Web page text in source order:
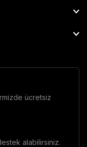
ücretsiz
alabilirsiniz.